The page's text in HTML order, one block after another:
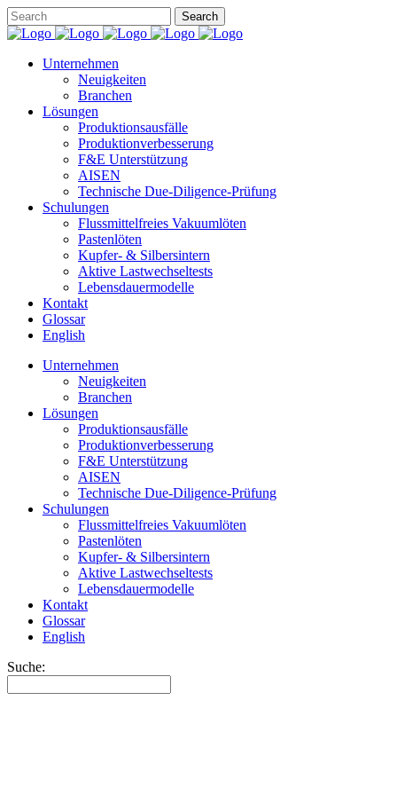
Unternehmen
Neuigkeiten
Branchen
Lösungen
Produktionsausfälle
Produktionverbesserung
F&E Unterstützung
AISEN
Technische Due-Diligence-Prüfung
Schulungen
Flussmittelfreies Vakuumlöten
Pastenlöten
Kupfer- & Silbersintern
Aktive Lastwechseltests
Lebensdauermodelle
Kontakt
Glossar
English
Unternehmen
Neuigkeiten
Branchen
Lösungen
Produktionsausfälle
Produktionverbesserung
F&E Unterstützung
AISEN
Technische Due-Diligence-Prüfung
Schulungen
Flussmittelfreies Vakuumlöten
Pastenlöten
Kupfer- & Silbersintern
Aktive Lastwechseltests
Lebensdauermodelle
Kontakt
Glossar
English
Suche: